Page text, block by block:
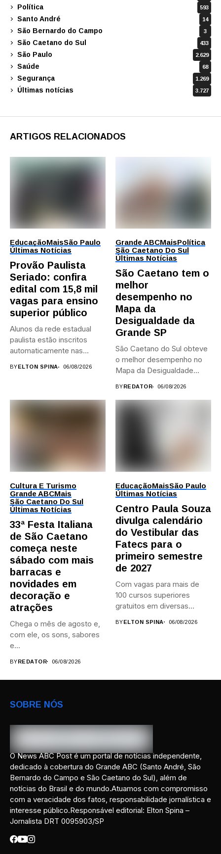
Política 593
Santo André 14
São Bernardo do Campo 3
São Caetano do Sul 433
São Paulo 2.629
Saúde 68
Segurança 1.269
Últimas notícias 3.727
ARTIGOS RELACIONADOS
EducaçãoMaisSão Paulo
Últimas Notícias
Provão Paulista
Seriado: confira
edital com 15,8 mil
vagas para ensino
superior público
Alunos da rede estadual
paulista estão inscritos
automaticamente nas
BYELTON SPINA 06/08/2026
Grande ABCMaisPolítica
São Caetano Do Sul
Últimas Notícias
São Caetano tem o
melhor
desempenho no
Mapa da
Desigualdade da
Grande SP
São Caetano do Sul obteve
o melhor desempenho no
Mapa da Desigualdade...
BYREDATOR 06/08/2026
Cultura E Turismo
Grande ABCMais
São Caetano Do Sul
Últimas Notícias
33ª Festa Italiana
de São Caetano
começa neste
sábado com mais
barracas e
novidades em
decoração e
atrações
Chega o mês de agosto e,
com ele, os sons, sabores
e...
BYREDATOR 06/08/2026
EducaçãoMaisSão Paulo
Últimas Notícias
Centro Paula Souza
divulga calendário
do Vestibular das
Fatecs para o
primeiro semestre
de 2027
Com vagas para mais de
100 cursos superiores
gratuitos em diversas
BYELTON SPINA 06/08/2026
SOBRE NÓS
O News ABC Post é um portal de notícias independente,
dedicado à cobertura do Grande ABC (Santo André, São
Bernardo do Campo e São Caetano do Sul), além de
notícias do Brasil e do mundo.Atuamos com compromisso
com a veracidade dos fatos, responsabilidade jornalística e
interesse público.Responsável editorial: Elton Spina –
Jornalista DRT 0095903/SP